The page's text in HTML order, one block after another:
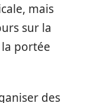
mais
sur la
portée
des